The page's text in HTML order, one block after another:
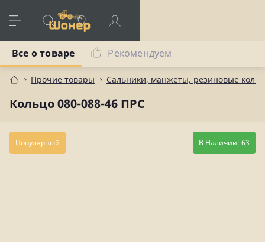
Прочие товары Сальники, манжеты, резиновые
Кольцо 080-088-46 ПРС
Все о товаре Рекомендуем
Популярный В Наличии: 63